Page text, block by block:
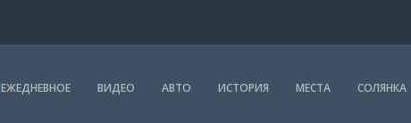
ЕЖЕДНЕВНОЕ ВИДЕО АВТО ИСТОРИЯ МЕСТА СОЛЯНКА